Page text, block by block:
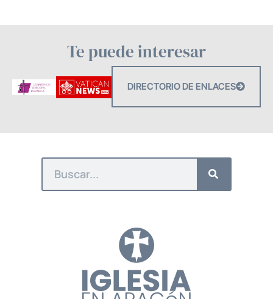
Te puede interesar
DIRECTORIO DE ENLACES